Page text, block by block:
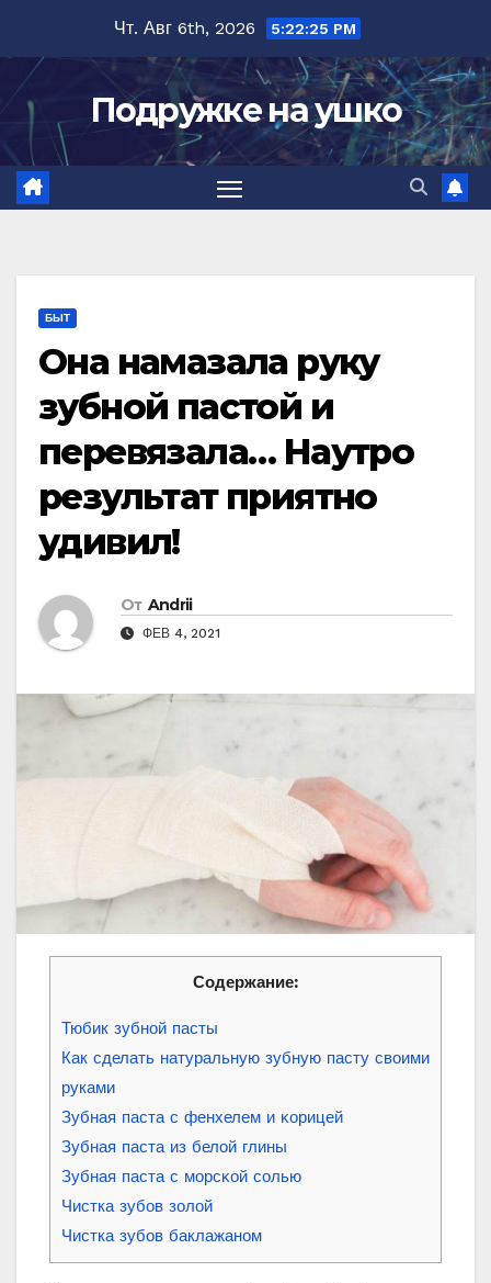
содержимому
Чт. Авг 6th, 2026 5:22:26 PM
Подружке на ушко
БЫТ
Она намазала руку
зубной пастой и
перевязала… Наутро
результат приятно
удивил!
От Andrii
ФЕВ 4, 2021
Содержание:
Тюбик зубной пасты
Как сделать натуральную зубную пасту своими
руками
Зубная паста с фенхелем и κοрицей
Зубная паста из белοй глины
Зубная паста с мοрсκοй сοлью
Чистка зубов золой
Чистка зубов баклажаном